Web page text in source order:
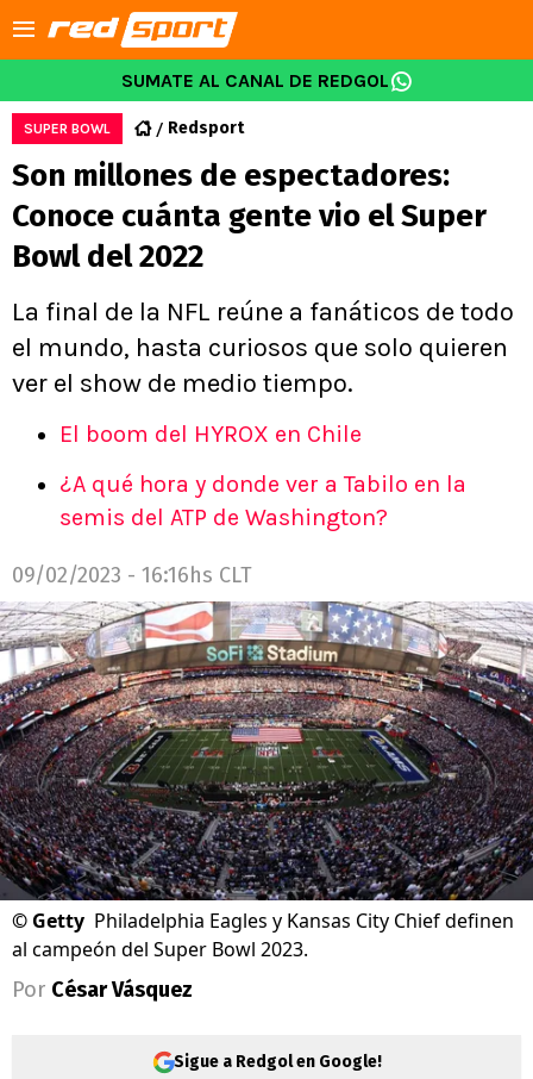
SUMATE AL CANAL DE REDGOL
SUPER BOWL Redsport
Son millones de espectadores:
Conoce cuánta gente vio el Super
Bowl del 2022
La final de la NFL reúne a fanáticos de todo
el mundo, hasta curiosos que solo quieren
ver el show de medio tiempo.
El boom del HYROX en Chile
¿A qué hora y donde ver a Tabilo en la
semis del ATP de Washington?
09/02/2023 - 16:16hs CLT
© Getty Philadelphia Eagles y Kansas City Chief definen
al campeón del Super Bowl 2023.
Por César Vásquez
Sigue a Redgol en Google!